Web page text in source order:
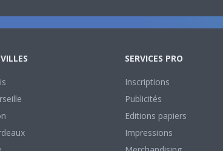
SERVICES PRO
Inscriptions
Publicités
Editions papiers
Impressions